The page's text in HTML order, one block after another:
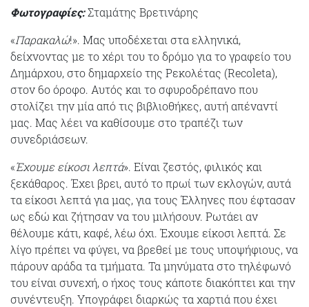
Φωτογραφίες:Σταμάτης Βρετινάρης
«Παρακαλώ!». Μας υποδέχεται στα ελληνικά,
δείχνοντας με το χέρι του το δρόμο για το γραφείο του
Δημάρχου, στο δημαρχείο της Ρεκολέτας (Recoleta),
στον 6ο όροφο. Αυτός και το σφυροδρέπανο που
στολίζει την μία από τις βιβλιοθήκες, αυτή απέναντί
μας. Μας λέει να καθίσουμε στο τραπέζι των
συνεδριάσεων.
«Έχουμε είκοσι λεπτά». Είναι ζεστός, φιλικός και
ξεκάθαρος. Έχει βρει, αυτό το πρωί των εκλογών, αυτά
τα είκοσι λεπτά για μας, για τους Έλληνες που έφτασαν
ως εδώ και ζήτησαν να του μιλήσουν. Ρωτάει αν
θέλουμε κάτι, καφέ, λέω όχι. Έχουμε είκοσι λεπτά. Σε
λίγο πρέπει να φύγει, να βρεθεί με τους υποψήφιους, να
πάρουν αράδα τα τμήματα. Τα μηνύματα στο τηλέφωνό
του είναι συνεχή, ο ήχος τους κάποτε διακόπτει και την
συνέντευξη. Υπογράφει διαρκώς τα χαρτιά που έχει